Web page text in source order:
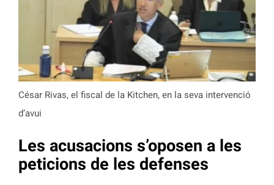
César Rivas, el fiscal de la Kitchen, en la seva intervenció
d’avui
Les acusacions s’oposen a les
peticions de les defenses